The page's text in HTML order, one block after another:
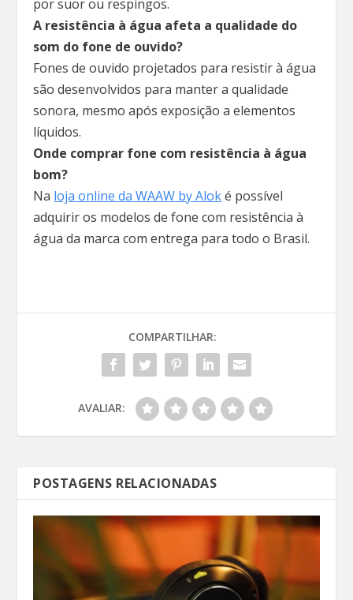
por suor ou respingos.
A resistência à água afeta a qualidade do
som do fone de ouvido?
Fones de ouvido projetados para resistir à água
são desenvolvidos para manter a qualidade
sonora, mesmo após exposição a elementos
líquidos.
Onde comprar fone com resistência à água
bom?
Na loja online da WAAW by Aloké possível
adquirir os modelos de fone com resistência à
água da marca com entrega para todo o Brasil.
COMPARTILHAR:
AVALIAR:
POSTAGENS RELACIONADAS